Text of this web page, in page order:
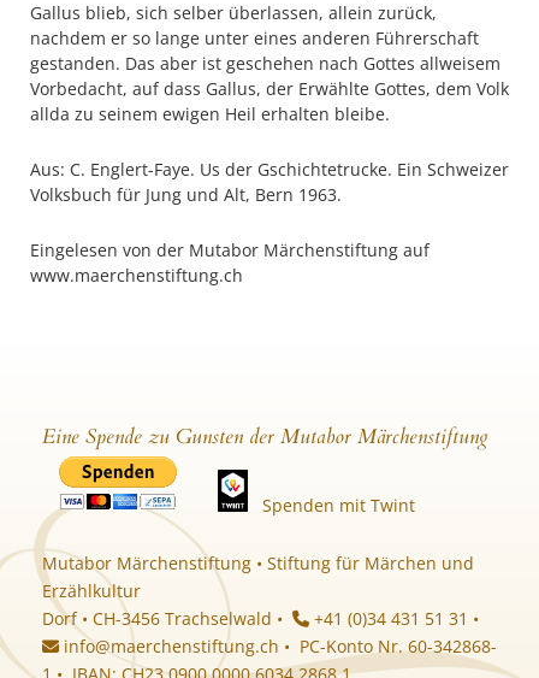
Gallus blieb, sich selber überlassen, allein zurück,
nachdem er so lange unter eines anderen Führerschaft
gestanden. Das aber ist geschehen nach Gottes allweisem
Vorbedacht, auf dass Gallus, der Erwählte Gottes, dem Volk
allda zu seinem ewigen Heil erhalten bleibe.
Aus: C. Englert-Faye. Us der Gschichtetrucke. Ein Schweizer
Volksbuch für Jung und Alt, Bern 1963.
Eingelesen von der Mutabor Märchenstiftung auf
www.maerchenstiftung.ch
Eine Spende zu Gunsten der Mutabor Märchenstiftung
Spenden mit Twint
Mutabor Märchenstiftung • Stiftung für Märchen und
Erzählkultur
Dorf • CH-3456 Trachselwald •
+41 (0)34 431 51 31 •
info@maerchenstiftung.ch • PC-Konto Nr. 60-342868-